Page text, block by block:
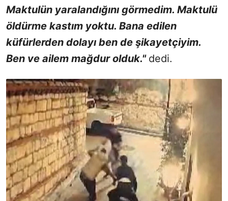
Maktulün yaralandığını görmedim. Maktulü
öldürme kastım yoktu. Bana edilen
küfürlerden dolayı ben de şikayetçiyim.
Ben ve ailem mağdur olduk." dedi.